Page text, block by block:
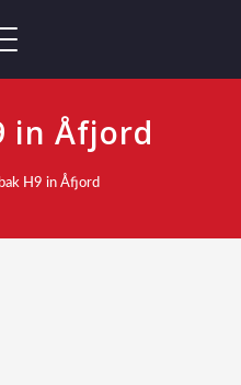
in Åfjord
H9 in Åfjord